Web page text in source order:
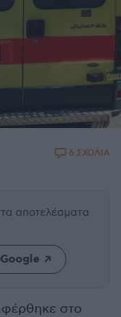
6 ΣΧΟΛΙΑ
αποτελέσματα
στο